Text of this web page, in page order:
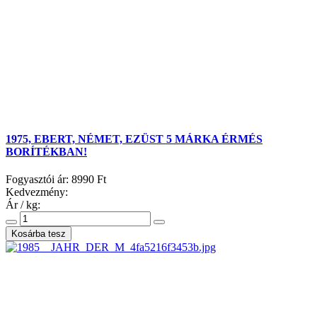
1975, EBERT, NÉMET, EZÜST 5 MÁRKA ÉRMÉS
BORÍTÉKBAN!
Fogyasztói ár: 8990 Ft
Kedvezmény:
Ár / kg: